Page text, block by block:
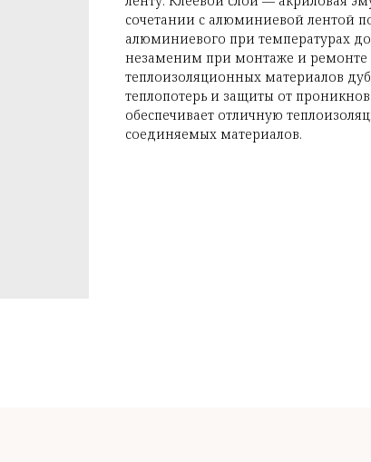
сочетании с алюминиевой лентой
алюминиевого при температурах
незаменим при монтаже и
теплоизоляционных материалов
теплопотерь и защиты от
обеспечивает отличную
соединяемых материалов.